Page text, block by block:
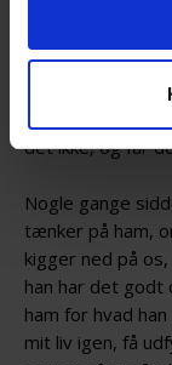
han gjorde det
søster og mine
det ikke, og får
Nogle gange
tænker på ham,
kigger ned på
han har det godt
ham for hvad
mit liv igen, få